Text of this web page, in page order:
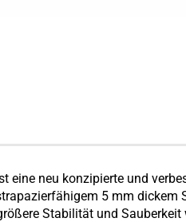
eine neu konzipierte und
5 mm dickem
Stabilität und Sauberkeit